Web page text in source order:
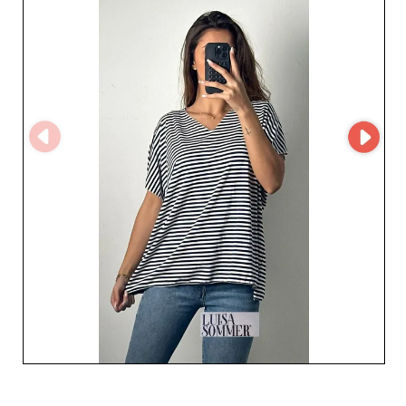
sempre un occhio attento ai dettagli e alla finitura. Per i
professionisti, scegliere Luisa Sommer by Ahri Fashion
significa garantirsi una partnership con un grossista
reattivo e attento, pronto a supportare la tua attività
fornendo prodotti che catturano e seducono i tuoi
clienti. I capi offerti si distinguono per eleganza e
comfort, due criteri essenziali per mantenere la fedeltà
dei clienti e aumentare le tue vendite. Opta per Luisa
Sommer by Ahri Fashion, e dai alla tua offerta una nuova
dimensione con pezzi che mettono in risalto lo stile e
l'individualità dei tuoi clienti. Affidati a un partner
rinomato per la qualità e l'esperienza, e incrementa il tuo
fatturato con una gamma di prodotti sia alla moda che